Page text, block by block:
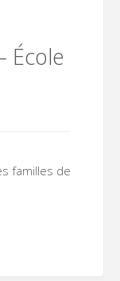
École
familles de